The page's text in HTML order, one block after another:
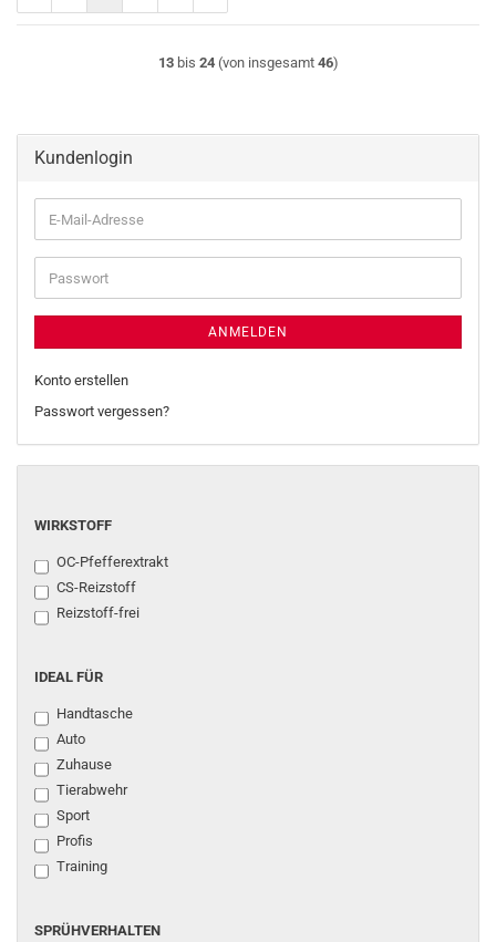
13bis 24(von insgesamt 46)
Kundenlogin
E-
Mail-
Adresse
Passwort
ANMELDEN
Konto erstellen
Passwort vergessen?
WIRKSTOFF
WIRKSTOFF
OC-Pfefferextrakt
CS-Reizstoff
Reizstoff-frei
IDEAL
IDEAL FÜR
Handtasche
Auto
Zuhause
Tierabwehr
Sport
Profis
Training
SPRÜHVERHALTEN
SPRÜHVERHALTEN